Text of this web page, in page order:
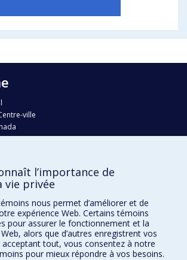
ville
l’importance de
vie privée
nous permet d’améliorer et de
expérience Web. Certains témoins
pour assurer le fonctionnement et la
alors que d’autres enregistrent vos
acceptant tout, vous consentez à notre
pour mieux répondre à vos besoins.